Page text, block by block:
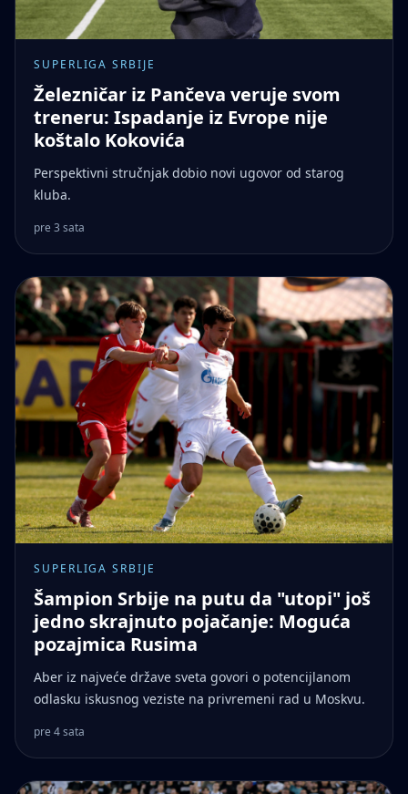
SUPERLIGA SRBIJE
Železničar iz Pančeva veruje svom
treneru: Ispadanje iz Evrope nije
koštalo Kokovića
Perspektivni stručnjak dobio novi ugovor od starog
kluba.
pre 3 sata
SUPERLIGA SRBIJE
Šampion Srbije na putu da "utopi" još
jedno skrajnuto pojačanje: Moguća
pozajmica Rusima
Aber iz najveće države sveta govori o potencijlanom
odlasku iskusnog veziste na privremeni rad u Moskvu.
pre 4 sata